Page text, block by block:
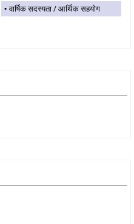
वार्षिक सदस्यता / आर्थिक सहयोग